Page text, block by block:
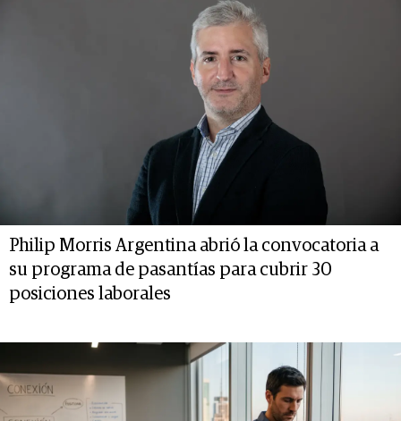
Philip Morris Argentina abrió la convocatoria a
su programa de pasantías para cubrir 30
posiciones laborales